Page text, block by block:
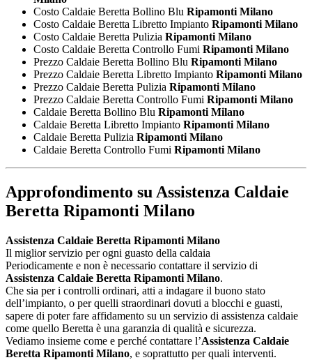
Costo Caldaie Beretta Bollino Blu Ripamonti Milano
Costo Caldaie Beretta Libretto Impianto Ripamonti Milano
Costo Caldaie Beretta Pulizia Ripamonti Milano
Costo Caldaie Beretta Controllo Fumi Ripamonti Milano
Prezzo Caldaie Beretta Bollino Blu Ripamonti Milano
Prezzo Caldaie Beretta Libretto Impianto Ripamonti Milano
Prezzo Caldaie Beretta Pulizia Ripamonti Milano
Prezzo Caldaie Beretta Controllo Fumi Ripamonti Milano
Caldaie Beretta Bollino Blu Ripamonti Milano
Caldaie Beretta Libretto Impianto Ripamonti Milano
Caldaie Beretta Pulizia Ripamonti Milano
Caldaie Beretta Controllo Fumi Ripamonti Milano
Approfondimento su Assistenza Caldaie
Beretta Ripamonti Milano
Assistenza Caldaie Beretta Ripamonti Milano
Il miglior servizio per ogni guasto della caldaia
Periodicamente e non è necessario contattare il servizio di
Assistenza Caldaie Beretta Ripamonti Milano.
Che sia per i controlli ordinari, atti a indagare il buono stato
dell’impianto, o per quelli straordinari dovuti a blocchi e guasti,
sapere di poter fare affidamento su un servizio di assistenza caldaie
come quello Beretta è una garanzia di qualità e sicurezza.
Vediamo insieme come e perché contattare l’Assistenza Caldaie
Beretta Ripamonti Milano, e soprattutto per quali interventi.